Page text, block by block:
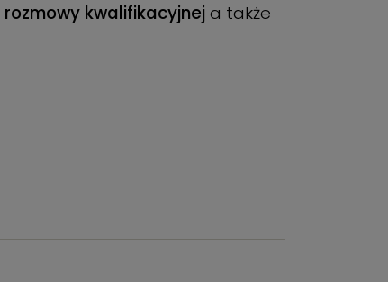
rozmowy kwalifikacyjnej a także